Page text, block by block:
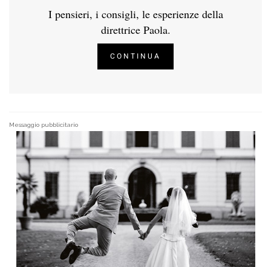
I pensieri, i consigli, le esperienze della
direttrice Paola.
CONTINUA
Messaggio pubblicitario